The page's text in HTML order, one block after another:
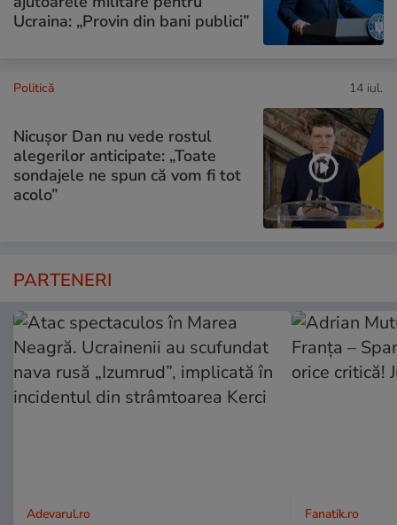
Ucraina: „Provin din bani publici”
Politică 14 iul.
Nicușor Dan nu vede rostul
alegerilor anticipate: „Toate
sondajele ne spun că vom fi tot
acolo”
PARTENERI
Adevarul.ro Fanatik.ro